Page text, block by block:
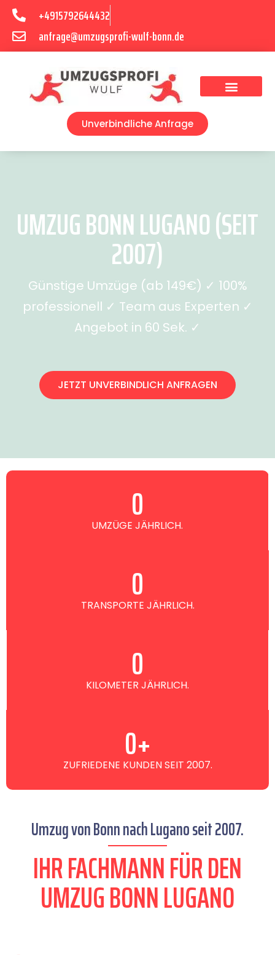
+4915792644432
anfrage@umzugsprofi-wulf-bonn.de
Unverbindliche Anfrage
UMZUG BONN LUGANO (SEIT
2007)
Günstige Umzüge (ab 149€) ✓ 100%
professionell ✓ Team aus Experten ✓
Angebot in 60 Sek. ✓
JETZT UNVERBINDLICH ANFRAGEN
UMZÜGE JÄHRLICH.
0
TRANSPORTE JÄHRLICH.
0
KILOMETER JÄHRLICH.
0
ZUFRIEDENE KUNDEN SEIT 2007.
0+
Umzug von Bonn nach Lugano seit 2007.
IHR FACHMANN FÜR DEN
UMZUG BONN LUGANO